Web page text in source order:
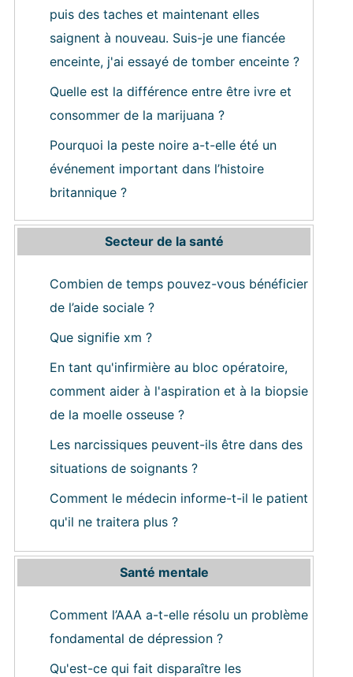
puis des taches et maintenant elles
saignent à nouveau. Suis-je une fiancée
enceinte, j'ai essayé de tomber enceinte ?
Quelle est la différence entre être ivre et
consommer de la marijuana ?
Pourquoi la peste noire a-t-elle été un
événement important dans l’histoire
britannique ?
Secteur de la santé
Combien de temps pouvez-vous bénéficier
de l’aide sociale ?
Que signifie xm ?
En tant qu'infirmière au bloc opératoire,
comment aider à l'aspiration et à la biopsie
de la moelle osseuse ?
Les narcissiques peuvent-ils être dans des
situations de soignants ?
Comment le médecin informe-t-il le patient
qu'il ne traitera plus ?
Santé mentale
Comment l’AAA a-t-elle résolu un problème
fondamental de dépression ?
Qu'est-ce qui fait disparaître les